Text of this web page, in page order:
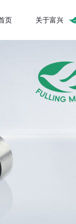
页 关于富兴